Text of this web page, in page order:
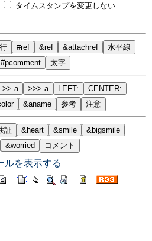
タイムスタンプを変更しない
#ref &ref &attachref
水平線
#pcomment 太字
>> a >>> a LEFT:
CENTER:
&aname 参考 注意
証 &heart &smile
&bigsmile
&worried コメント
ルを表示する